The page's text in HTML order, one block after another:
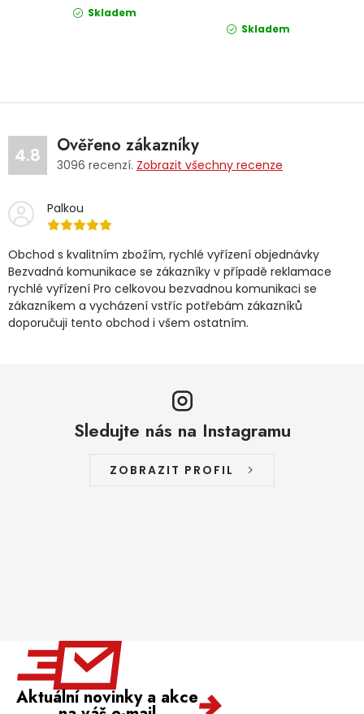
Skladem
Skladem
4.8 Ověřeno zákazníky
3096 recenzí. Zobrazit všechny recenze
Palkou
Obchod s kvalitním zbožím, rychlé vyřízení objednávky
Bezvadná komunikace se zákazníky v případě reklamace
rychlé vyřízení Pro celkovou bezvadnou komunikaci se
zákazníkem a vycházení vstříc potřebám zákazníků
doporučuji tento obchod i všem ostatním.
Sledujte nás na Instagramu
ZOBRAZIT PROFIL
Aktuální novinky a akce